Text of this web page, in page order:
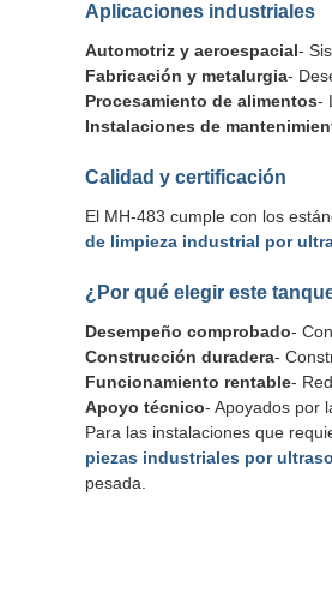
Aplicaciones industriales
Automotriz y aeroespacial-
Fabricación y metalurgia-
Procesamiento de alimentos-
Instalaciones de
Calidad y certificación
El MH-483 cumple con los
de limpieza industrial por
¿Por qué elegir este
Desempeño comprobado-
Construcción duradera-
Funcionamiento rentable-
Apoyo técnico- Apoyados por
Para las instalaciones que
piezas industriales por
pesada.